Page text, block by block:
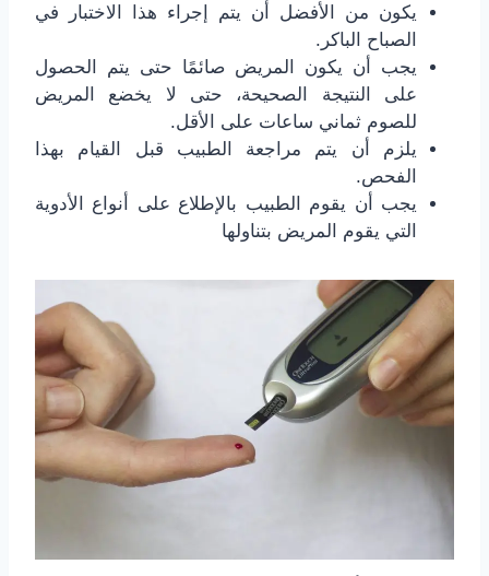
يكون من الأفضل أن يتم إجراء هذا الاختبار في
الصباح الباكر.
يجب أن يكون المريض صائمًا حتى يتم الحصول
على النتيجة الصحيحة، حتى لا يخضع المريض
للصوم ثماني ساعات على الأقل.
يلزم أن يتم مراجعة الطبيب قبل القيام بهذا
الفحص.
يجب أن يقوم الطبيب بالإطلاع على أنواع الأدوية
التي يقوم المريض بتناولها